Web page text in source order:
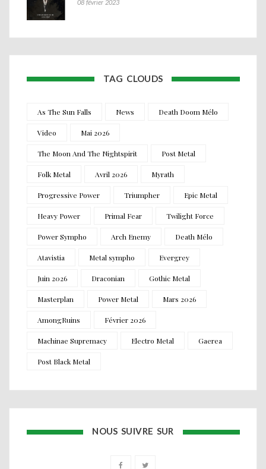
08 février 2023
TAG CLOUDS
As The Sun Falls News Death Doom Mélo
Video Mai 2026
The Moon And The Nightspirit Post Metal
Folk Metal Avril 2026 Myrath
Progressive Power Triumpher Epic Metal
Heavy Power Primal Fear Twilight Force
Power Sympho Arch Enemy Death Mélo
Atavistia Metal sympho Evergrey
Juin 2026 Draconian Gothic Metal
Masterplan Power Metal Mars 2026
AmongRuins Février 2026
Machinae Supremacy Electro Metal Gaerea
Post Black Metal
NOUS SUIVRE SUR